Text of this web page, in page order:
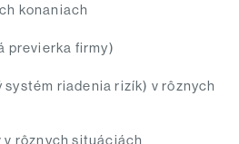
konaniach
previerka firmy)
riadenia rizík) v rôznych
rôznych situáciách